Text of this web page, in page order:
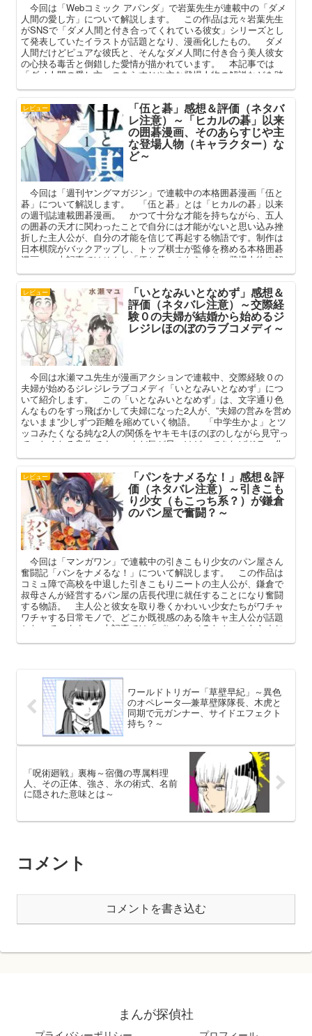
今回は「Webコミック アパンダ」で岩葉先生が連載中の「ダメ
人間の愛し方」について解説します。 この作品は元々岩葉先生
がSNSで「ダメ人間と付き合ってくれている彼女」シリーズとし
て発表していたイラストが話題となり、漫画化したもの。 ダメ
人間だけどピュアな彼氏と、そんなダメ人間に付き合う美人彼女
の心抉る毒舌と倒錯した愛情が描かれています。 本記事では
「ダメ人間の愛し方」のあらすじや主な登場人物の解説などを踏
レビュー 「伍と碁」感想＆評価（ネタバ
レ注意）～「ヒカルの碁」以来
の囲碁漫画、そのあらすじや主
な登場人物（キャラクター）な
ど～
今回は「週刊ヤングマガジン」で連載中の本格囲碁漫画「伍と
碁」について解説します。 「伍と碁」とは「ヒカルの碁」以来
の週刊誌連載囲碁漫画。 かつて十分な才能を持ちながら、五人
の囲碁の天才に関わったことで自分には才能がないと思い込み挫
折した主人公が、自分の才能を信じて再起する物語です。制作は
日本棋院がバックアップし、トップ棋士が監修を務める本格囲碁
漫画。 本記事ではそんな「伍と碁」のあらすじ、登場人物の解
レビュー 「いとなみいとなめず」感想＆
評価（ネタバレ注意）～交際経
験０の夫婦が結婚から始めるジ
レジレほのぼのラブコメディ～
今回は水瀬マユ先生が漫画アクションで連載中、交際経験０の
夫婦が始めるジレジレラブコメディ「いとなみいとなめず」につ
いて紹介します。 この「いとなみいとなめず」は、文字通り色
んなものをすっ飛ばかして夫婦になった2人が、”夫婦の営みを営め
ないまま”少しずつ距離を縮めていく物語。 「中学生かよ」とツ
ッコみたくなる純な2人の関係をヤキモキほのぼのしながら見守っ
ていたくなる良作です。 まだ気が早いけど、できればドラマ化
レビュー 「パンをナメるな！」感想＆評
価（ネタバレ注意）～引きこも
り少女（もこっち系？）が鎌倉
のパン屋で奮闘？～
今回は「マンガワン」で連載中の引きこもり少女のパン屋さん
奮闘記「パンをナメるな！」について解説します。 この作品は
コミュ障で高校を中退した引きこもりニートの主人公が、鎌倉で
叔母さんが経営するパン屋の店長代理に就任することになり奮闘
する物語。 主人公と彼女を取り巻くかわいい少女たちがワチャ
ワチャする日常モノで、どこか既視感のある陰キャ主人公が話題
となっています。 本記事では「パンをナメるな！」のあらすじ
ワールドトリガー「草壁早紀」～異色
のオペレータ―兼草壁隊隊長、木虎と
同期で元ガンナー、サイドエフェクト
持ち？～
「呪術廻戦」裏梅～宿儺の専属料理
人、その正体、強さ、氷の術式、名前
に隠された意味とは～
コメント
コメントを書き込む
まんが探偵社